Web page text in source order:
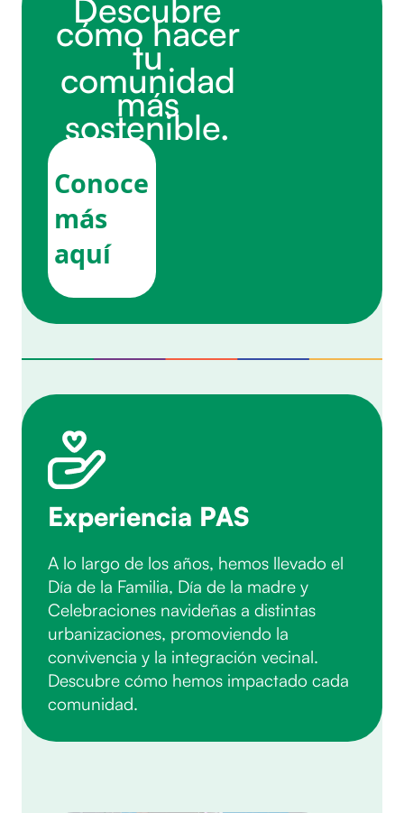
Descubre
cómo hacer
tu
comunidad
más
sostenible.
Conoce
más
aquí
Experiencia PAS
A lo largo de los años, hemos llevado el
Día de la Familia, Día de la madre y
Celebraciones navideñas a distintas
urbanizaciones, promoviendo la
convivencia y la integración vecinal.
Descubre cómo hemos impactado cada
comunidad.